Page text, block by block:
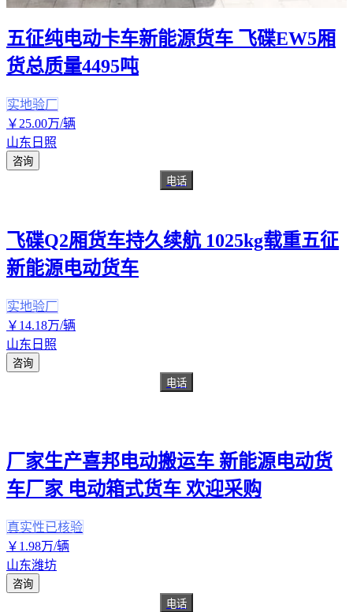
五征纯电动卡车新能源货车 飞碟EW5厢
货总质量4495吨
实地验厂
￥ 25.00万/辆
山东日照
咨询
电话
飞碟Q2厢货车持久续航 1025kg载重五征
新能源电动货车
实地验厂
￥ 14.18万/辆
山东日照
咨询
电话
厂家生产喜邦电动搬运车 新能源电动货
车厂家 电动箱式货车 欢迎采购
真实性已核验
￥ 1 .98万/辆
山东潍坊
咨询
电话